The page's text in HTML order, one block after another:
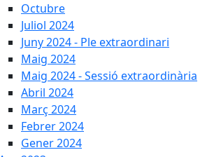
Octubre
Juliol 2024
Juny 2024 - Ple extraordinari
Maig 2024
Maig 2024 - Sessió extraordinària
Abril 2024
Març 2024
Febrer 2024
Gener 2024